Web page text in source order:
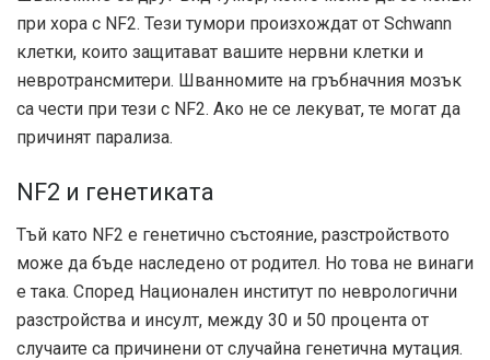
при хора с NF2. Тези тумори произхождат от Schwann
клетки, които защитават вашите нервни клетки и
невротрансмитери. Шванномите на гръбначния мозък
са чести при тези с NF2. Ако не се лекуват, те могат да
причинят парализа.
NF2 и генетиката
Тъй като NF2 е генетично състояние, разстройството
може да бъде наследено от родител. Но това не винаги
е така. Според Национален институт по неврологични
разстройства и инсулт, между 30 и 50 процента от
случаите са причинени от случайна генетична мутация.